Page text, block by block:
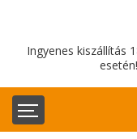
Ingyenes kiszállítás